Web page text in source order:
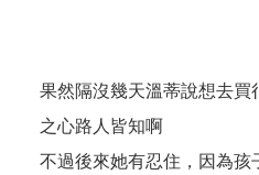
果然隔沒幾天溫蒂說想去
之心路人皆知啊
不過後來她有忍住，因為